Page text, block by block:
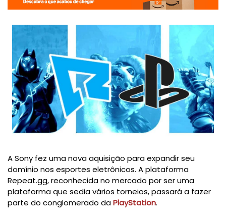
A Sony fez uma nova aquisição para expandir seu
domínio nos esportes eletrônicos. A plataforma
Repeat.gg, reconhecida no mercado por ser uma
plataforma que sedia vários torneios, passará a fazer
parte do conglomerado daPlayStation.